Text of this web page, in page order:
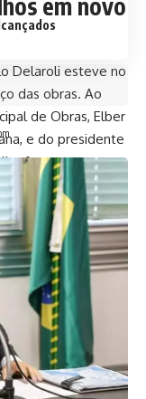
Delaroli esteve no
das obras. Ao
de Obras, Elber
e do presidente
reforçou o
Revitalizá-la
e qualidade
o prefeito.
em novo